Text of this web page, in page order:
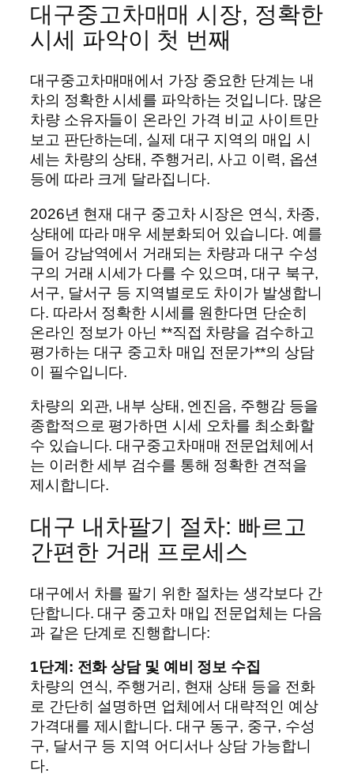
대구중고차매매 시장, 정확한
시세 파악이 첫 번째
대구중고차매매에서 가장 중요한 단계는 내
차의 정확한 시세를 파악하는 것입니다. 많은
차량 소유자들이 온라인 가격 비교 사이트만
보고 판단하는데, 실제 대구 지역의 매입 시
세는 차량의 상태, 주행거리, 사고 이력, 옵션
등에 따라 크게 달라집니다.
2026년 현재 대구 중고차 시장은 연식, 차종,
상태에 따라 매우 세분화되어 있습니다. 예를
들어 강남역에서 거래되는 차량과 대구 수성
구의 거래 시세가 다를 수 있으며, 대구 북구,
서구, 달서구 등 지역별로도 차이가 발생합니
다. 따라서 정확한 시세를 원한다면 단순히
온라인 정보가 아닌 **직접 차량을 검수하고
평가하는 대구 중고차 매입 전문가**의 상담
이 필수입니다.
차량의 외관, 내부 상태, 엔진음, 주행감 등을
종합적으로 평가하면 시세 오차를 최소화할
수 있습니다. 대구중고차매매 전문업체에서
는 이러한 세부 검수를 통해 정확한 견적을
제시합니다.
대구 내차팔기 절차: 빠르고
간편한 거래 프로세스
대구에서 차를 팔기 위한 절차는 생각보다 간
단합니다. 대구 중고차 매입 전문업체는 다음
과 같은 단계로 진행합니다:
1단계: 전화 상담 및 예비 정보 수집
차량의 연식, 주행거리, 현재 상태 등을 전화
로 간단히 설명하면 업체에서 대략적인 예상
가격대를 제시합니다. 대구 동구, 중구, 수성
구, 달서구 등 지역 어디서나 상담 가능합니
다.